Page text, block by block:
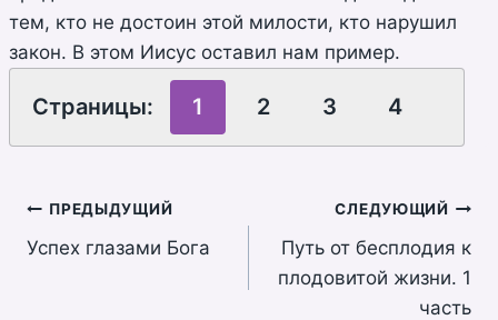
тем, кто не достоин этой милости, кто нарушил
закон. В этом Иисус оставил нам пример.
Страницы: 1 2 3 4
Навигация
по
ПРЕДЫДУЩИЙ
Успех глазами Бога
СЛЕДУЮЩИЙ
Путь от бесплодия к
плодовитой жизни. 1
часть